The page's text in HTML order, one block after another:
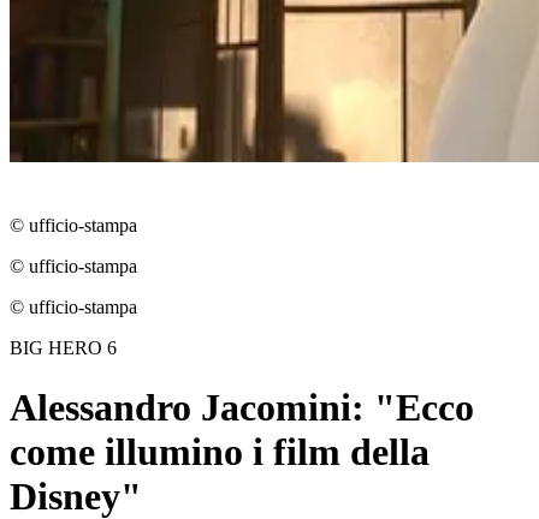
© ufficio-stampa
© ufficio-stampa
© ufficio-stampa
BIG HERO 6
Alessandro Jacomini: "Ecco
come illumino i film della
Disney"